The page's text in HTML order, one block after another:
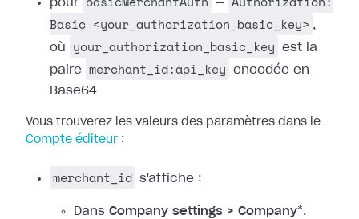
pour
—
Basic <your_authorization_basic_key> ,
où
your_authorization_basic_key
est la
paire merchant_id:api_key
encodée en
Base64
Vous trouverez les valeurs des paramètres dans le
Compte éditeur :
merchant_id s'affiche :
Dans Company settings > Company*.